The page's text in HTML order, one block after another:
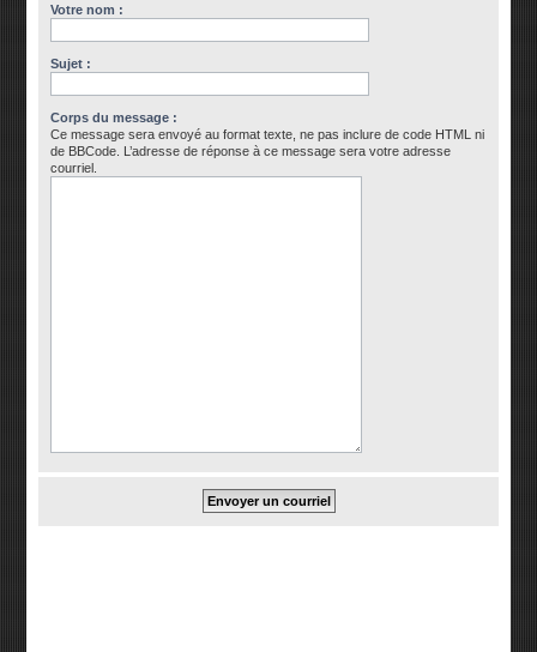
Votre nom :
Sujet :
Corps du message :
Ce message sera envoyé au format texte, ne pas inclure de code HTML ni
de BBCode. L’adresse de réponse à ce message sera votre adresse
courriel.